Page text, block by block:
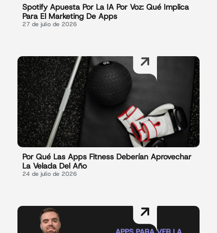
Spotify Apuesta Por La IA Por Voz: Qué Implica
Para El Marketing De Apps
27 de julio de 2026
Por Qué Las Apps Fitness Deberían Aprovechar
La Velada Del Año
24 de julio de 2026